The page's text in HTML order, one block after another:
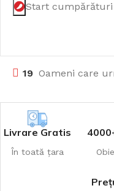
Start
19 Oameni care
Livrare Gratis
În toată țara